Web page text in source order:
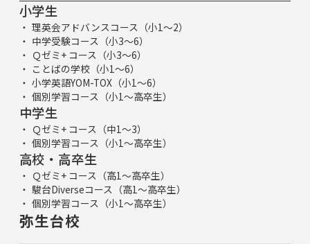
小学生
理英会アドバンスコース（小1～2）
中学受験コース（小3～6）
Ｑゼミ+ コース（小3～6）
ことばの学校（小1～6）
小学英語YOM-TOX（小1～6）
個別学習コース（小1～高卒生）
中学生
Ｑゼミ+ コース（中1～3）
個別学習コース（小1～高卒生）
高校・高卒生
Ｑゼミ+ コース（高1～高卒生）
駿台Diverseコース（高1～高卒生）
個別学習コース（小1～高卒生）
弥生台校